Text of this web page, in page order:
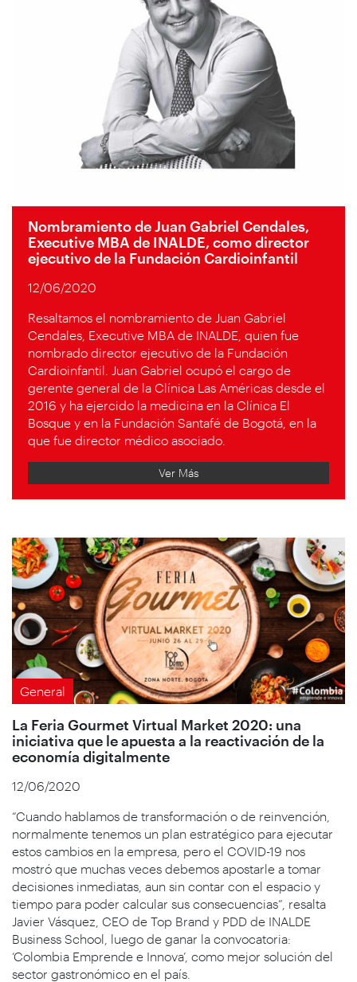
Nombramiento de Juan Gabriel Cendales,
Executive MBA de INALDE, como director
ejecutivo de la Fundación Cardioinfantil
12/06/2020
Resaltamos el nombramiento de Juan Gabriel
Cendales, Executive MBA de INALDE, quien fue
nombrado director ejecutivo de la Fundación
Cardioinfantil. Juan Gabriel ocupó el cargo de
gerente general de la Clínica Las Américas desde el
2016 y ha ejercido la medicina en la Clínica El
Bosque y en la Fundación Santafé de Bogotá, en la
que fue director médico asociado.
Ver Más
General
La Feria Gourmet Virtual Market 2020: una
iniciativa que le apuesta a la reactivación de la
economía digitalmente
12/06/2020
“Cuando hablamos de transformación o de reinvención,
normalmente tenemos un plan estratégico para ejecutar
estos cambios en la empresa, pero el COVID-19 nos
mostró que muchas veces debemos apostarle a tomar
decisiones inmediatas, aun sin contar con el espacio y
tiempo para poder calcular sus consecuencias”, resalta
Javier Vásquez, CEO de Top Brand y PDD de INALDE
Business School, luego de ganar la convocatoria:
‘Colombia Emprende e Innova’, como mejor solución del
sector gastronómico en el país.